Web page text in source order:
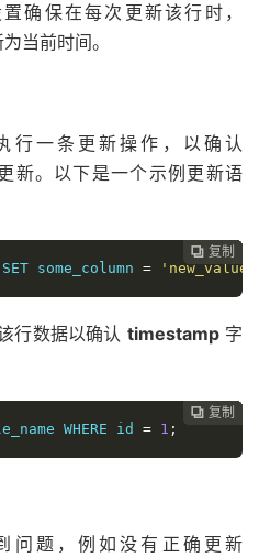
确保在每次更新该行时，
当前时间。
行一条更新操作，以确认
新。以下是一个示例更新语
 复制
 复制
 复制
 复制
 复制
 复制
 复制
 复制
some_column = 'new_value'
行数据以确认 timestamp字
 复制
 复制
 复制
 复制
 复制
 复制
 复制
WHERE id = 1 ;
问题，例如没有正确更新